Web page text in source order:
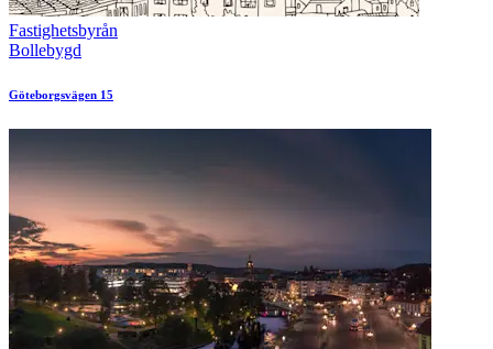
Fastighetsbyrån
Bollebygd
Göteborgsvägen 15